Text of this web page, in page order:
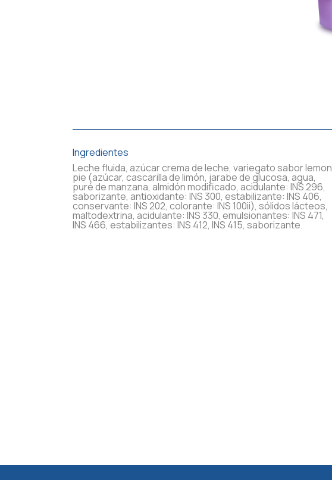
Ingredientes
Leche fluida, azúcar crema de leche, variegato sabor lemon
pie (azúcar, cascarilla de limón, jarabe de glucosa, agua,
puré de manzana, almidón modificado, acidulante: INS 296,
saborizante, antioxidante: INS 300, estabilizante: INS 406,
conservante: INS 202, colorante: INS 100ii), sólidos lácteos,
maltodextrina, acidulante: INS 330, emulsionantes: INS 471,
INS 466, estabilizantes: INS 412, INS 415, saborizante.